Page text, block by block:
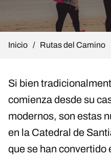
Inicio / Rutas del Camino
Si bien
comienza desde su
modernos, son estas
en la Catedral de
que se han convertido